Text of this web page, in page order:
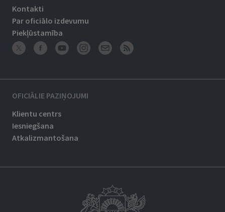
Kontakti
Par oficiālo izdevumu
Piekļūstamība
OFICIĀLIE PAZIŅOJUMI
Klientu centrs
Iesniegšana
Atkalizmantošana